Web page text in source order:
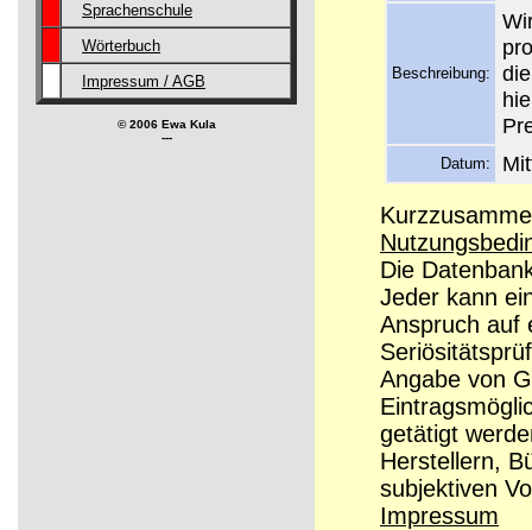
Sprachenschule
Wörterbuch
Impressum / AGB
© 2006 Ewa Kula
---
Beschreibung:
Datum:
Die
Jeder kann
Anspruch auf
Angabe von
getätigt
Herstellern,
subjektiven
Impressum